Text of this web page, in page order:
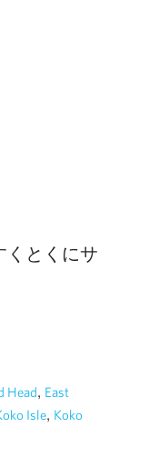
とくにサ
Head, East
Isle, Koko